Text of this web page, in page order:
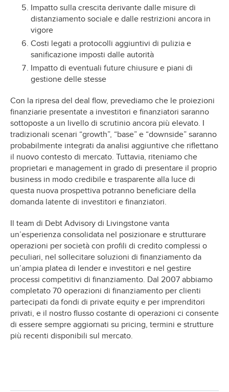
Impatto sulla crescita derivante dalle misure di
distanziamento sociale e dalle restrizioni ancora in
vigore
Costi legati a protocolli aggiuntivi di pulizia e
sanificazione imposti dalle autorità
Impatto di eventuali future chiusure e piani di
gestione delle stesse
Con la ripresa del deal flow, prevediamo che le proiezioni
finanziarie presentate a investitori e finanziatori saranno
sottoposte a un livello di scrutinio ancora più elevato. I
tradizionali scenari “growth”, “base” e “downside” saranno
probabilmente integrati da analisi aggiuntive che riflettano
il nuovo contesto di mercato. Tuttavia, riteniamo che
proprietari e management in grado di presentare il proprio
business in modo credibile e trasparente alla luce di
questa nuova prospettiva potranno beneficiare della
domanda latente di investitori e finanziatori.
Il team di Debt Advisory di Livingstone vanta
un’esperienza consolidata nel posizionare e strutturare
operazioni per società con profili di credito complessi o
peculiari, nel sollecitare soluzioni di finanziamento da
un’ampia platea di lender e investitori e nel gestire
processi competitivi di finanziamento. Dal 2007 abbiamo
completato 70 operazioni di finanziamento per clienti
partecipati da fondi di private equity e per imprenditori
privati, e il nostro flusso costante di operazioni ci consente
di essere sempre aggiornati su pricing, termini e strutture
più recenti disponibili sul mercato.